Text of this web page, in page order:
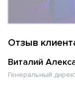
Отзыв
Виталий
Генеральный